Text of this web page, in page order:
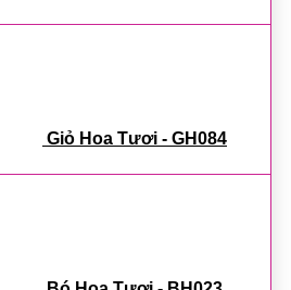
Giỏ Hoa Tươi - GH084